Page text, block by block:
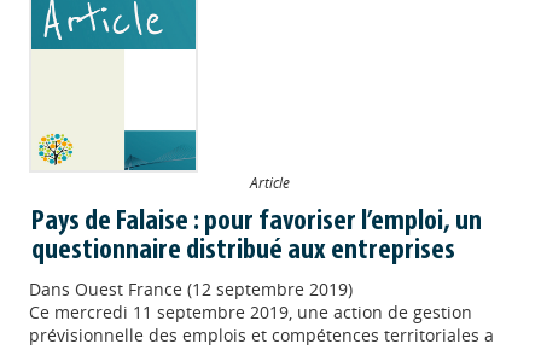
Article
Pays de Falaise : pour favoriser l’emploi, un
questionnaire distribué aux entreprises
Dans Ouest France (12 septembre 2019)
Ce mercredi 11 septembre 2019, une action de gestion
prévisionnelle des emplois et compétences territoriales a